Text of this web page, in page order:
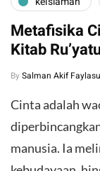
Metafisika
Kitab
By Salman Akif
Cinta adalah
manusia. Ia